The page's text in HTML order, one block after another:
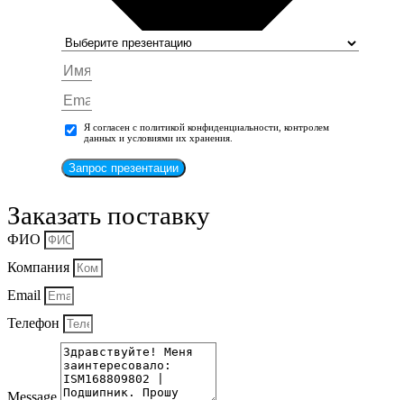
Я согласен с политикой конфиденциальности, контролем
данных и условиями их хранения.
Запрос презентации
Заказать поставку
ФИО
Компания
Email
Телефон
Message